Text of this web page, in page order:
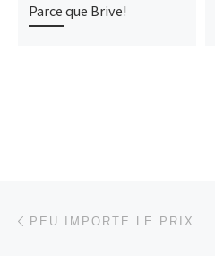
Parce que Brive!
Post navigation
PEU IMPORTE LE PRIX…